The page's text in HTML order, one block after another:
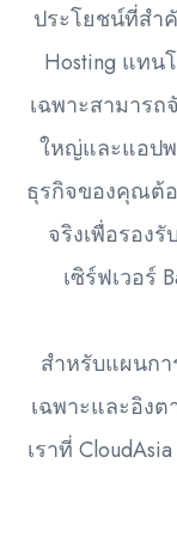
ประโยชน์ที่สำ
Hosting แทน
เฉพาะสามาร
ใหญ่และแอป
ธุรกิจของคุณต้
จริงเพื่อรอง
เซิร์ฟเวอร์
สำหรับแผนก
เฉพาะและอิง
เราที่